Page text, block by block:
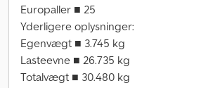
Europaller ■ 25
Yderligere oplysninger:
Egenvægt ■ 3.745 kg
Lasteevne ■ 26.735 kg
Totalvægt ■ 30.480 kg